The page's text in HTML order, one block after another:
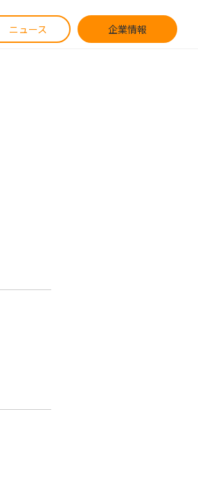
ニュース 企業情報